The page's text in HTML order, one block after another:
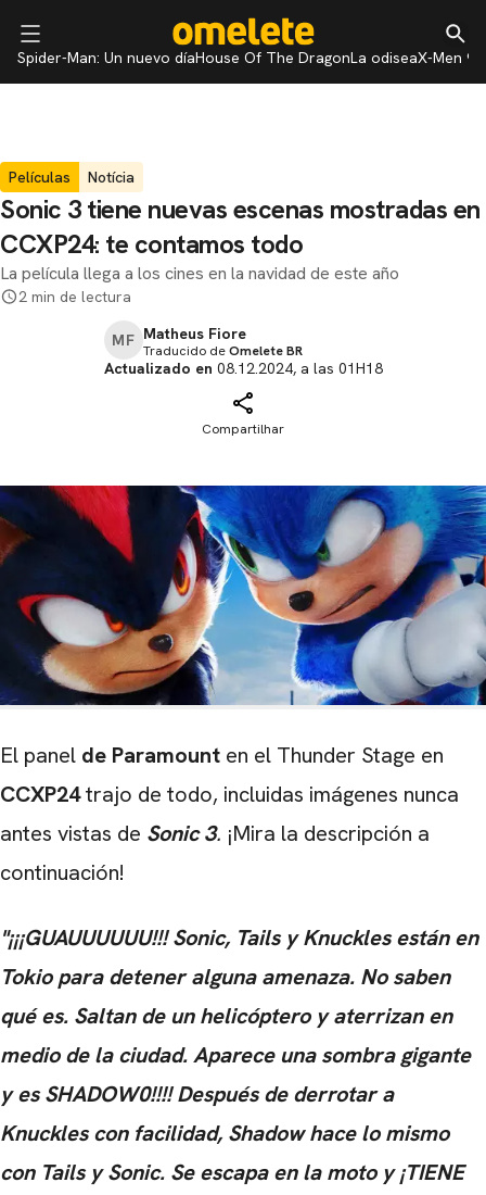
Spider-Man: Un nuevo díaHouse Of The DragonLa odiseaX-Men 97
Películas Notícia
Sonic 3 tiene nuevas escenas mostradas en
CCXP24: te contamos todo
La película llega a los cines en la navidad de este año
2 min de lectura
MF Matheus Fiore
Traducido deOmelete BR
Actualizado en 08.12.2024, a las 01H18
Compartilhar
El panel de Paramount en el Thunder Stage en
CCXP24trajo de todo, incluidas imágenes nunca
antes vistas de Sonic 3. ¡Mira la descripción a
continuación!
"¡¡¡GUAUUUUUU!!! Sonic, Tails y Knuckles están en
Tokio para detener alguna amenaza. No saben
qué es. Saltan de un helicóptero y aterrizan en
medio de la ciudad. Aparece una sombra gigante
y es SHADOW0!!!! Después de derrotar a
Knuckles con facilidad, Shadow hace lo mismo
con Tails y Sonic. Se escapa en la moto y ¡TIENE